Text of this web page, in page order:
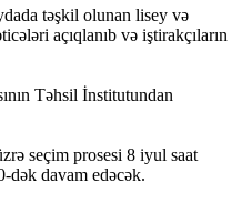
təşkil olunan lisey və
açıqlanıb və iştirakçıların
Təhsil İnstitutundan
seçim prosesi 8 iyul saat
dək davam edəcək.